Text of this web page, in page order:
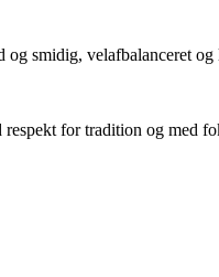
smidig, velafbalanceret og
for tradition og med